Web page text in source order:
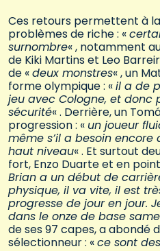
Ces retours permettent à
problèmes de riche : «
surnombre« , notamment
de Kiki Martins et Leo
de «deux monstres« , un
forme olympique : «il a de
jeu avec Cologne, et donc
sécurité« . Derrière, un
progression : « un joueur
même s’il a besoin
haut niveau« . Et surtout
fort, Enzo Duarte et en
Brian a un début de
physique, il va vite, il est
progresse de jour en jour.
dans le onze de base
de ses 97 capes, a abondé
sélectionneur : «ce sont